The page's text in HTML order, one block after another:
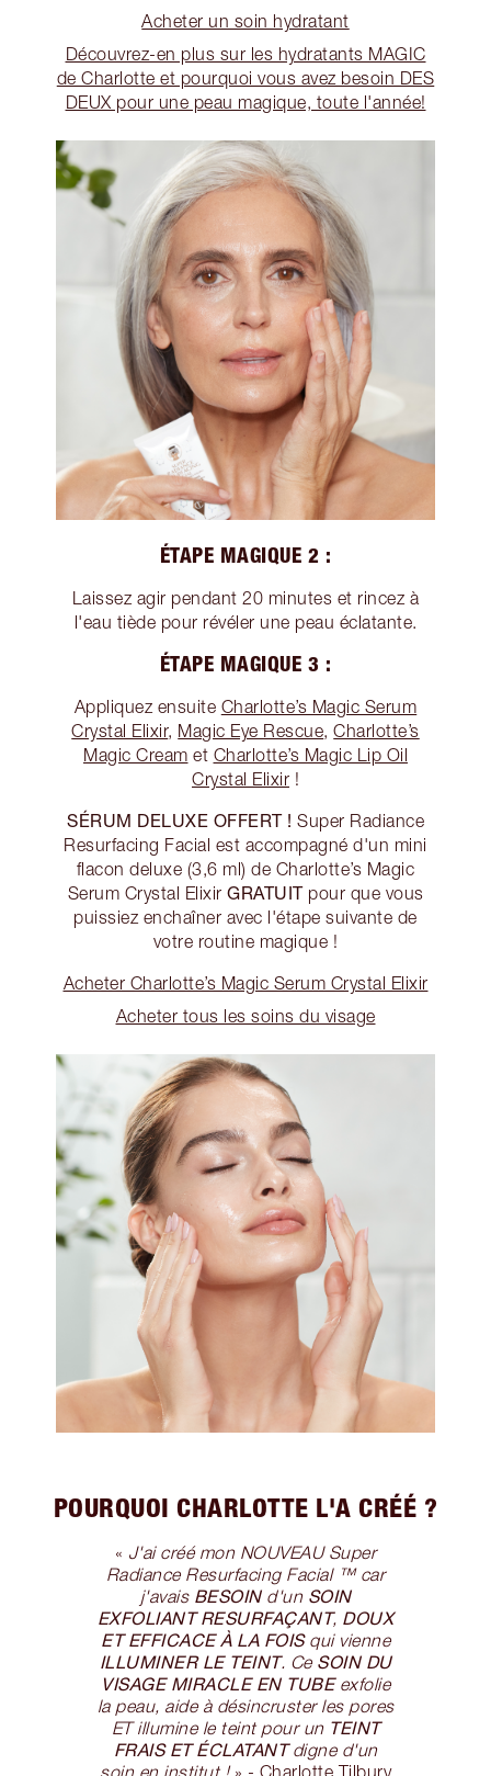
Acheter un soin hydratant
Découvrez-en plus sur les hydratants MAGIC
de Charlotte et pourquoi vous avez besoin DES
DEUX pour une peau magique, toute l'année!
ÉTAPE MAGIQUE 2 :
Laissez agir pendant 20 minutes et rincez à
l'eau tiède pour révéler une peau éclatante.
ÉTAPE MAGIQUE 3 :
Appliquez ensuite Charlotte’s Magic Serum
Crystal Elixir, Magic Eye Rescue,Charlotte’s
Magic Cream et Charlotte’s Magic Lip Oil
Crystal Elixir !
SÉRUM DELUXE OFFERT ! Super Radiance
Resurfacing Facial est accompagné d'un mini
flacon deluxe (3,6 ml) de Charlotte’s Magic
Serum Crystal Elixir GRATUITpour que vous
puissiez enchaîner avec l'étape suivante de
votre routine magique !
Acheter Charlotte’s Magic Serum Crystal Elixir
Acheter tous les soins du visage
POURQUOI CHARLOTTE L'A CRÉÉ ?
« J'ai créé mon NOUVEAU Super
Radiance Resurfacing Facial ™ car
j'avais BESOINd'un SOIN
EXFOLIANT RESURFAÇANT, DOUX
ET EFFICACE À LA FOISqui vienne
ILLUMINER LE TEINT. Ce SOIN DU
VISAGE MIRACLE EN TUBEexfolie
la peau, aide à désincruster les pores
ET illumine le teint pour un TEINT
FRAIS ET ÉCLATANTdigne d'un
soin en institut !» - Charlotte Tilbury